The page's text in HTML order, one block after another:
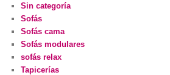
Sin categoría
Sofás
Sofás cama
Sofás modulares
sofás relax
Tapicerías